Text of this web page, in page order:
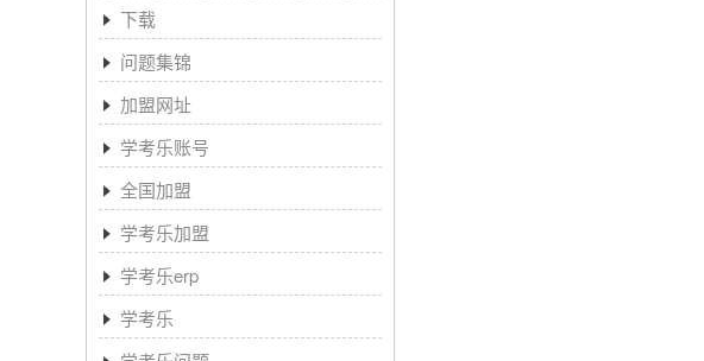
下载
问题集锦
加盟网址
学考乐账号
全国加盟
学考乐加盟
学考乐erp
学考乐